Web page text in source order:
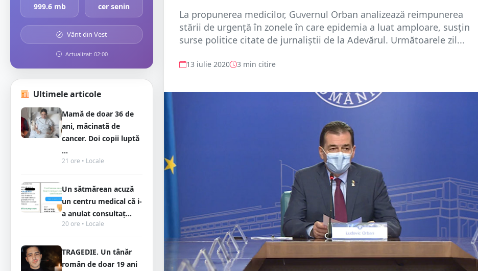
999.6 mb cer senin
Vânt din Vest
Actualizat: 02:00
Ultimele articole
Mamă de doar 36 de
ani, măcinată de
cancer. Doi copii luptă
...
21 ore • Locale
Un sătmărean acuză
un centru medical că i-
a anulat consultaț...
20 ore • Locale
TRAGEDIE. Un tânăr
român de doar 19 ani
La propunerea medicilor, Guvernul Orban analizează reimpunerea
stării de urgenţă în zonele în care epidemia a luat amploare, susţin
surse politice citate de jurnaliștii de la Adevărul. Următoarele zil...
13 iulie 2020 3 min citire